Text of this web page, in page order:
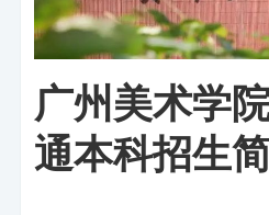
广州美术学
通本科招生